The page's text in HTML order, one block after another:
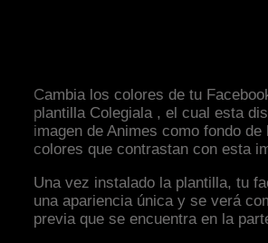
Cambia los colores de tu
plantilla Colegiala , el cual esta
imagen de Animes como fondo
colores que contrastan con esta
Una vez instalado la plantilla, tu
una apariencia única y se verá
previa que se encuentra en la